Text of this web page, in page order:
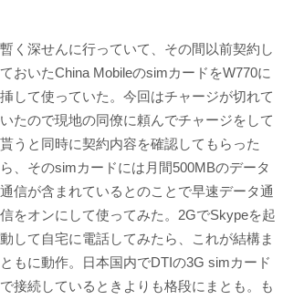
暫く深せんに行っていて、その間以前契約し
ておいたChina MobileのsimカードをW770に
挿して使っていた。今回はチャージが切れて
いたので現地の同僚に頼んでチャージをして
貰うと同時に契約内容を確認してもらった
ら、そのsimカードには月間500MBのデータ
通信が含まれているとのことで早速データ通
信をオンにして使ってみた。2GでSkypeを起
動して自宅に電話してみたら、これが結構ま
ともに動作。日本国内でDTIの3G simカード
で接続しているときよりも格段にまとも。も